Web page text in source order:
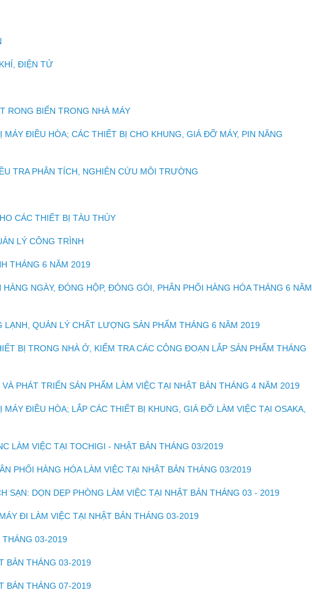
ĐIỆN TỬ
RONG BIỂN TRONG NHÀ MÁY
ĐIỀU HÒA; CÁC THIẾT BỊ CHO KHUNG, GIÁ ĐỠ MÁY, PIN NĂNG
TRA PHÂN TÍCH, NGHIÊN CỨU MÔI TRƯỜNG
CÁC THIẾT BỊ TÀU THỦY
LÝ CÔNG TRÌNH
THÁNG 6 NĂM 2019
NGÀY, ĐÓNG HỘP, ĐÓNG GÓI, PHÂN PHỐI HÀNG HÓA THÁNG 6 NĂM
QUẢN LÝ CHẤT LƯỢNG SẢN PHẨM THÁNG 6 NĂM 2019
BỊ TRONG NHÀ Ở, KIỂM TRA CÁC CÔNG ĐOẠN LẮP SẢN PHẨM THÁNG
PHÁT TRIỂN SẢN PHẨM LÀM VIỆC TẠI NHẬT BẢN THÁNG 4 NĂM 2019
ĐIỀU HÒA; LẮP CÁC THIẾT BỊ KHUNG, GIÁ ĐỠ LÀM VIỆC TẠI OSAKA,
LÀM VIỆC TẠI TOCHIGI - NHẬT BẢN THÁNG 03/2019
PHỐI HÀNG HÓA LÀM VIỆC TẠI NHẬT BẢN THÁNG 03/2019
SẠN: DỌN DẸP PHÒNG LÀM VIỆC TẠI NHẬT BẢN THÁNG 03 - 2019
ĐI LÀM VIỆC TẠI NHẬT BẢN THÁNG 03-2019
03-2019
BẢN THÁNG 03-2019
BẢN THÁNG 07-2019